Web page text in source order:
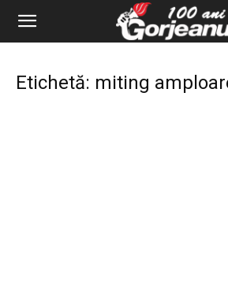
Etichetă: miting